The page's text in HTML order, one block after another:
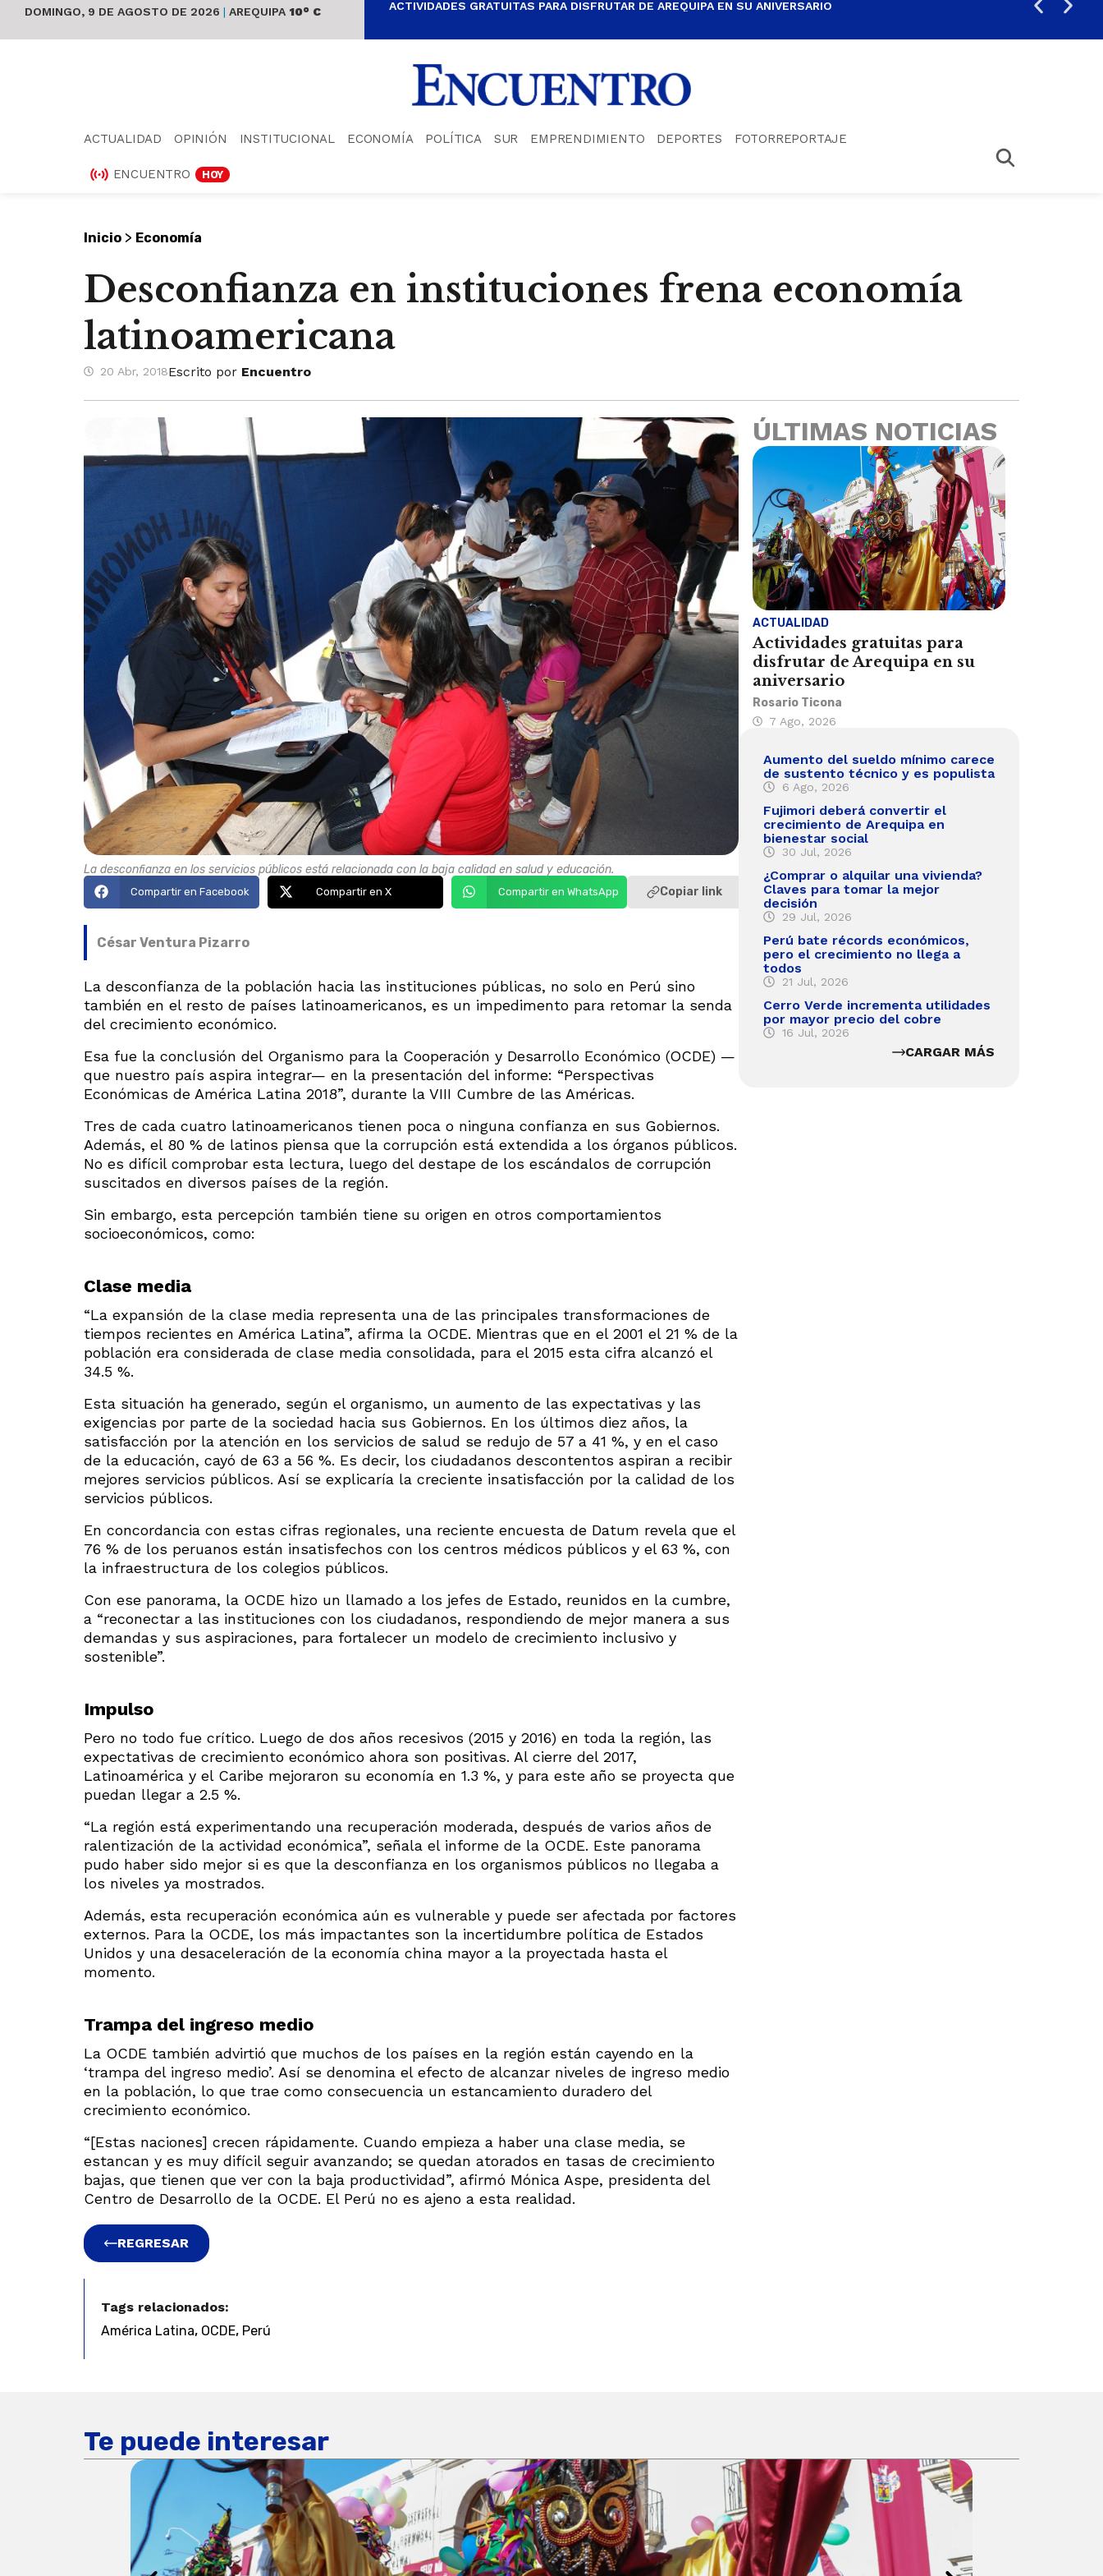
DOMINGO, 9 DE AGOSTO DE 2026 | AREQUIPA 10° C ACTIVIDADES GRATUITAS PARA DISFRUTAR DE AREQUIPA EN SU ANIVERSARIO
ACTUALIDAD OPINIÓN INSTITUCIONAL ECONOMÍA POLÍTICA SUR EMPRENDIMIENTO DEPORTES FOTORREPORTAJE
ENCUENTRO HOY
Inicio > Economía
Desconfianza en instituciones frena economía
latinoamericana
20 Abr, 2018Escrito por Encuentro
La desconfianza en los servicios públicos está relacionada con la baja calidad en salud y educación.
Compartir en Facebook Compartir en X Compartir en WhatsApp Copiar link
César Ventura Pizarro
La desconfianza de la población hacia las instituciones públicas, no solo en Perú sino
también en el resto de países latinoamericanos, es un impedimento para retomar la senda
del crecimiento económico.
Esa fue la conclusión del Organismo para la Cooperación y Desarrollo Económico (OCDE) —
que nuestro país aspira integrar— en la presentación del informe: “Perspectivas
Económicas de América Latina 2018”, durante la VIII Cumbre de las Américas.
Tres de cada cuatro latinoamericanos tienen poca o ninguna confianza en sus Gobiernos.
Además, el 80 % de latinos piensa que la corrupción está extendida a los órganos públicos.
No es difícil comprobar esta lectura, luego del destape de los escándalos de corrupción
suscitados en diversos países de la región.
Sin embargo, esta percepción también tiene su origen en otros comportamientos
socioeconómicos, como:
Clase media
“La expansión de la clase media representa una de las principales transformaciones de
tiempos recientes en América Latina”, afirma la OCDE. Mientras que en el 2001 el 21 % de la
población era considerada de clase media consolidada, para el 2015 esta cifra alcanzó el
34.5 %.
Esta situación ha generado, según el organismo, un aumento de las expectativas y las
exigencias por parte de la sociedad hacia sus Gobiernos. En los últimos diez años, la
satisfacción por la atención en los servicios de salud se redujo de 57 a 41 %, y en el caso
de la educación, cayó de 63 a 56 %. Es decir, los ciudadanos descontentos aspiran a recibir
mejores servicios públicos. Así se explicaría la creciente insatisfacción por la calidad de los
servicios públicos.
En concordancia con estas cifras regionales, una reciente encuesta de Datum revela que el
76 % de los peruanos están insatisfechos con los centros médicos públicos y el 63 %, con
la infraestructura de los colegios públicos.
Con ese panorama, la OCDE hizo un llamado a los jefes de Estado, reunidos en la cumbre,
a “reconectar a las instituciones con los ciudadanos, respondiendo de mejor manera a sus
demandas y sus aspiraciones, para fortalecer un modelo de crecimiento inclusivo y
sostenible”.
Impulso
Pero no todo fue crítico. Luego de dos años recesivos (2015 y 2016) en toda la región, las
expectativas de crecimiento económico ahora son positivas. Al cierre del 2017,
Latinoamérica y el Caribe mejoraron su economía en 1.3 %, y para este año se proyecta que
puedan llegar a 2.5 %.
“La región está experimentando una recuperación moderada, después de varios años de
ralentización de la actividad económica”, señala el informe de la OCDE. Este panorama
pudo haber sido mejor si es que la desconfianza en los organismos públicos no llegaba a
los niveles ya mostrados.
Además, esta recuperación económica aún es vulnerable y puede ser afectada por factores
externos. Para la OCDE, los más impactantes son la incertidumbre política de Estados
Unidos y una desaceleración de la economía china mayor a la proyectada hasta el
momento.
Trampa del ingreso medio
La OCDE también advirtió que muchos de los países en la región están cayendo en la
‘trampa del ingreso medio’. Así se denomina el efecto de alcanzar niveles de ingreso medio
en la población, lo que trae como consecuencia un estancamiento duradero del
crecimiento económico.
“[Estas naciones] crecen rápidamente. Cuando empieza a haber una clase media, se
estancan y es muy difícil seguir avanzando; se quedan atorados en tasas de crecimiento
bajas, que tienen que ver con la baja productividad”, afirmó Mónica Aspe, presidenta del
Centro de Desarrollo de la OCDE. El Perú no es ajeno a esta realidad.
REGRESAR
Tags relacionados:
América Latina, OCDE, Perú
ÚLTIMAS NOTICIAS
ACTUALIDAD
Actividades gratuitas para
disfrutar de Arequipa en su
aniversario
Rosario Ticona
7 Ago, 2026
Aumento del sueldo mínimo carece
de sustento técnico y es populista
6 Ago, 2026
Fujimori deberá convertir el
crecimiento de Arequipa en
bienestar social
30 Jul, 2026
¿Comprar o alquilar una vivienda?
Claves para tomar la mejor
decisión
29 Jul, 2026
Perú bate récords económicos,
pero el crecimiento no llega a
todos
21 Jul, 2026
Cerro Verde incrementa utilidades
por mayor precio del cobre
16 Jul, 2026
CARGAR MÁS
Te puede interesar